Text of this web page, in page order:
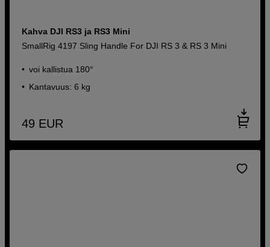
Kahva DJI RS3 ja RS3 Mini
SmallRig 4197 Sling Handle For DJI RS 3 & RS 3 Mini
voi kallistua 180°
Kantavuus: 6 kg
49 EUR